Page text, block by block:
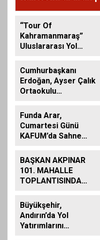
“Tour Of
Kahramanmaraş”
Uluslararası Yol
Tamamlandı
Cumhurbaşkanı
Erdoğan, Ayser Çalık
Ortaokulu
Aileleriyle Bir Araya
Geldi
Funda Arar,
Cumartesi Günü
KAFUM’da Sahne
BAŞKAN AKPINAR
101. MAHALLE
TOPLANTISINDA
MAHALLESİ
SAKİNLERİYLE
BULUŞTU
Büyükşehir,
Andırın’da Yol
Yatırımlarını